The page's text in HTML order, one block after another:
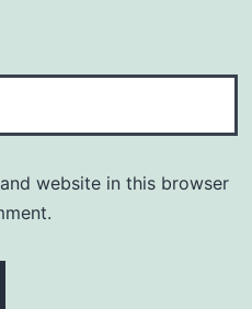
website in this browser